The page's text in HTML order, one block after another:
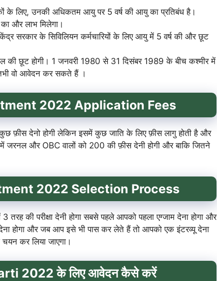
लिए, उनकी अधिकतम आयु पर 5 वर्ष की आयु का प्रतिबंध है।
और लाभ मिलेगा।
सरकार के सिविलियन कर्मचारियों के लिए आयु में 5 वर्ष की और छूट
की छूट होगी। 1 जनवरी 1980 से 31 दिसंबर 1989 के बीच कश्मीर में
तभी वो आवेदन कर सकते हैं ।
2022 Application Fees
देनो होगी लेकिन इसमें कुछ जाति के लिए फ़ीस लागु होती है और
जरनल और OBC वालों को 200 की फ़ीस देनी होगी और बाकि जितने
2022 Selection Process
की परीक्षा देनी होगा सबसे पहले आपको पहला एग्जाम देना होगा और
होगा और जब आप इसे भी पास कर लेते हैं तो आपको एक इंटरव्यू देना
कर लिया जाएगा।
2022 के लिए आवेदन कैसे करें